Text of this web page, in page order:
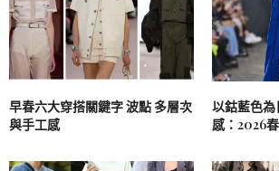
早春六大穿搭關鍵字 波點 多層次
與手工感
以鈷藍色
感：2026